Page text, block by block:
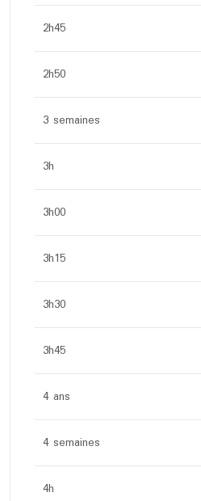
2h45
2h50
3 semaines
3h
3h00
3h15
3h30
3h45
4 ans
4 semaines
4h